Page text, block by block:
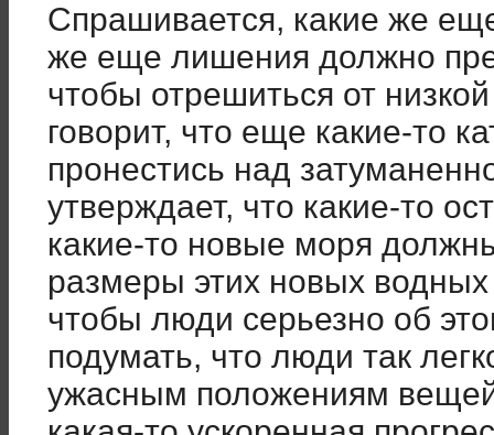
Спрашивается, какие же
же еще лишения должно
чтобы отрешиться от
говорит, что еще какие-то
пронестись над
утверждает, что какие-то
какие-то новые моря
размеры этих новых
чтобы люди серьезно об
подумать, что люди так
ужасным положениям